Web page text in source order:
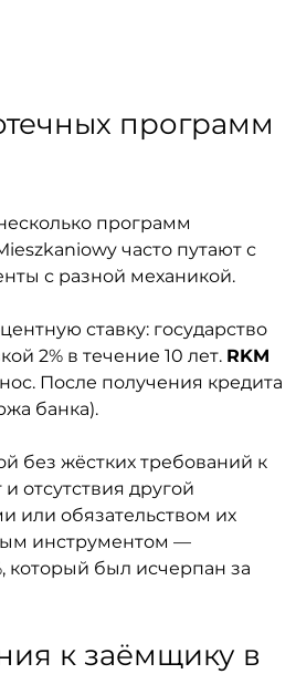
программ
программ
часто путают с
с разной механикой.
ставку: государство
2% в течение 10 лет. RKM
После получения кредита
банка).
без жёстких требований к
отсутствия другой
или обязательством их
инструментом —
который был исчерпан за
к заёмщику в